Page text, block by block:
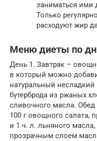
заниматься ими
Только
расходуют жир
Меню диеты по
День 1. Завтрак –
в который можно
натуральный несладкий
бутерброда из ржаных
сливочного масла. Обед
100 г овощного салата,
и 1 ч. л. льняного масла,
прозрачным слоем